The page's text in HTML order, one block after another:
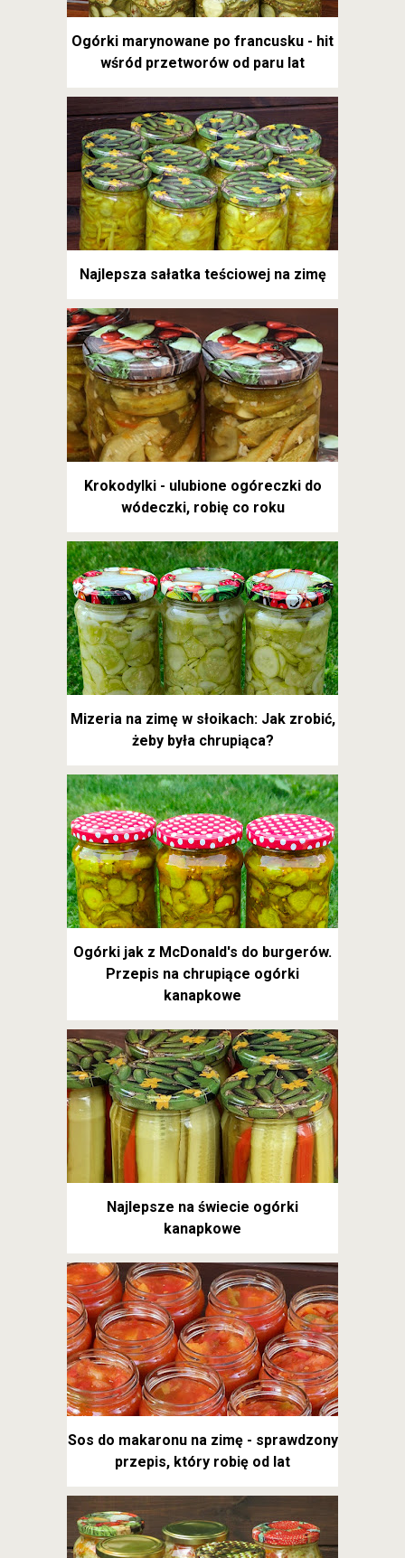
Ogórki marynowane po francusku - hit
wśród przetworów od paru lat
Najlepsza sałatka teściowej na zimę
Krokodylki - ulubione ogóreczki do
wódeczki, robię co roku
Mizeria na zimę w słoikach: Jak zrobić,
żeby była chrupiąca?
Ogórki jak z McDonald's do burgerów.
Przepis na chrupiące ogórki
kanapkowe
Najlepsze na świecie ogórki
kanapkowe
Sos do makaronu na zimę - sprawdzony
przepis, który robię od lat